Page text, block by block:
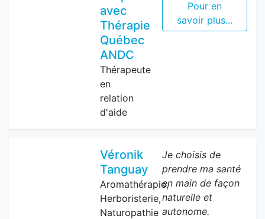
avec
Thérapie
Québec
ANDC
Thérapeute
en
relation
d'aide
Pour en
savoir plus...
Véronik
Tanguay
Aromathérapie,
Herboristerie,
Naturopathie
Je choisis de
prendre ma santé
en main de façon
naturelle et
autonome.